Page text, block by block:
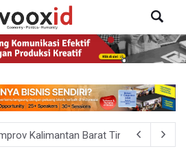
Kalimantan Barat Tinjau Kembali